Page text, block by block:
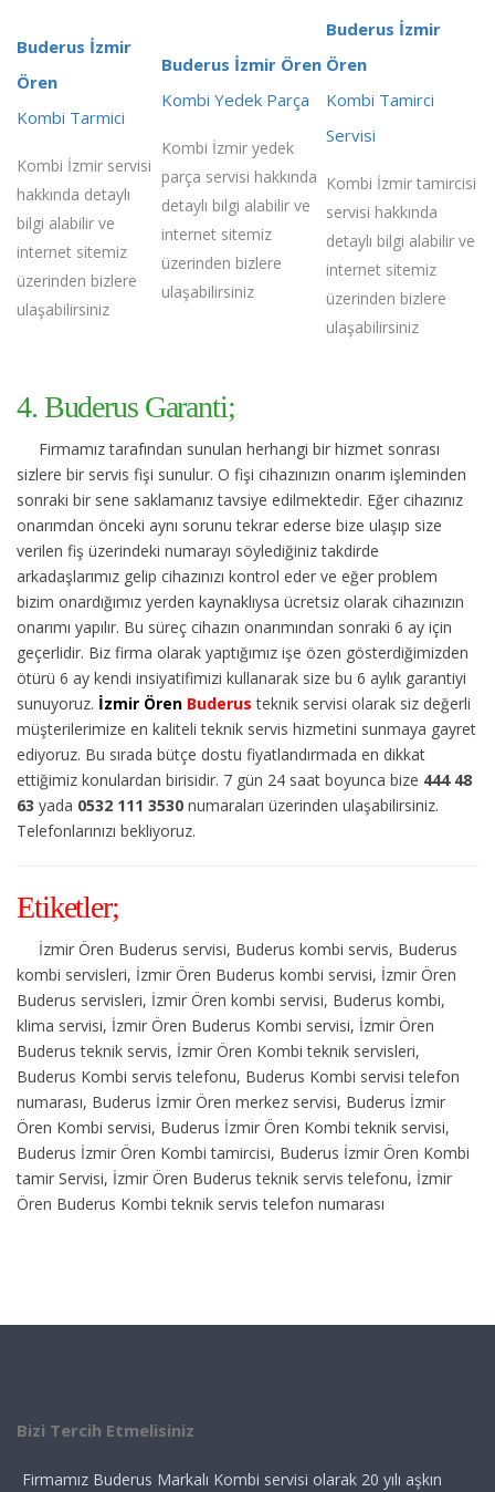
Buderus İzmir
Ören
Kombi Tarmici
Kombi İzmir servisi
hakkında detaylı
bilgi alabilir ve
internet sitemiz
üzerinden bizlere
ulaşabilirsiniz
Buderus İzmir Ören
Kombi Yedek Parça
Kombi İzmir yedek
parça servisi hakkında
detaylı bilgi alabilir ve
internet sitemiz
üzerinden bizlere
ulaşabilirsiniz
Buderus İzmir
Ören
Kombi Tamirci
Servisi
Kombi İzmir tamircisi
servisi hakkında
detaylı bilgi alabilir ve
internet sitemiz
üzerinden bizlere
ulaşabilirsiniz
4. Buderus Garanti;
Firmamız tarafından sunulan herhangi bir hizmet sonrası
sizlere bir servis fişi sunulur. O fişi cihazınızın onarım işleminden
sonraki bir sene saklamanız tavsiye edilmektedir. Eğer cihazınız
onarımdan önceki aynı sorunu tekrar ederse bize ulaşıp size
verilen fiş üzerindeki numarayı söylediğiniz takdirde
arkadaşlarımız gelip cihazınızı kontrol eder ve eğer problem
bizim onardığımız yerden kaynaklıysa ücretsiz olarak cihazınızın
onarımı yapılır. Bu süreç cihazın onarımından sonraki 6 ay için
geçerlidir. Biz firma olarak yaptığımız işe özen gösterdiğimizden
ötürü 6 ay kendi insiyatifimizi kullanarak size bu 6 aylık garantiyi
sunuyoruz. İzmir Ören Buderus teknik servisi olarak siz değerli
müşterilerimize en kaliteli teknik servis hizmetini sunmaya gayret
ediyoruz. Bu sırada bütçe dostu fiyatlandırmada en dikkat
ettiğimiz konulardan birisidir. 7 gün 24 saat boyunca bize 444 48
63 yada 0532 111 3530 numaraları üzerinden ulaşabilirsiniz.
Telefonlarınızı bekliyoruz.
Etiketler;
İzmir Ören Buderus servisi, Buderus kombi servis, Buderus
kombi servisleri, İzmir Ören Buderus kombi servisi, İzmir Ören
Buderus servisleri, İzmir Ören kombi servisi, Buderus kombi,
klima servisi, İzmir Ören Buderus Kombi servisi, İzmir Ören
Buderus teknik servis, İzmir Ören Kombi teknik servisleri,
Buderus Kombi servis telefonu, Buderus Kombi servisi telefon
numarası, Buderus İzmir Ören merkez servisi, Buderus İzmir
Ören Kombi servisi, Buderus İzmir Ören Kombi teknik servisi,
Buderus İzmir Ören Kombi tamircisi, Buderus İzmir Ören Kombi
tamir Servisi, İzmir Ören Buderus teknik servis telefonu, İzmir
Ören Buderus Kombi teknik servis telefon numarası
Bizi Tercih Etmelisiniz
Firmamız Buderus Markalı Kombi servisi olarak 20 yılı aşkın